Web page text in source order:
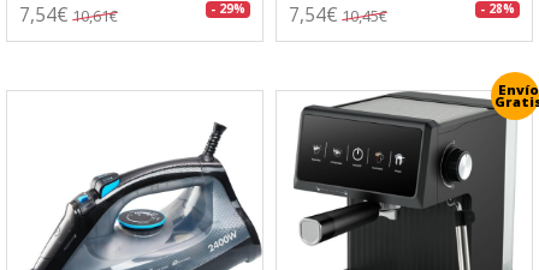
7,54€ 10,61€ - 29% 7,54€ 10,45€ - 28%
Envío